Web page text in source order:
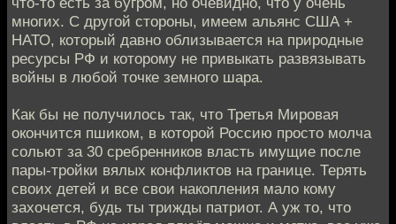
многих. С другой стороны, имеем альянс США +
НАТО, который давно облизывается на природные
ресурсы РФ и которому не привыкать развязывать
войны в любой точке земного шара.
Как бы не получилось так, что Третья Мировая
окончится пшиком, в которой Россию просто молча
сольют за 30 сребренников власть имущие после
пары-тройки вялых конфликтов на границе. Терять
своих детей и все свои накопления мало кому
захочется, будь ты трижды патриот. А уж то, что